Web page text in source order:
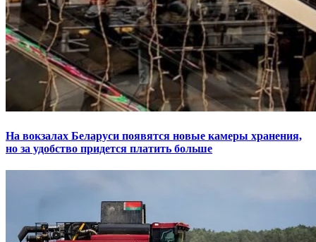
На вокзалах Беларуси появятся новые камеры хранения,
но за удобство придется платить больше